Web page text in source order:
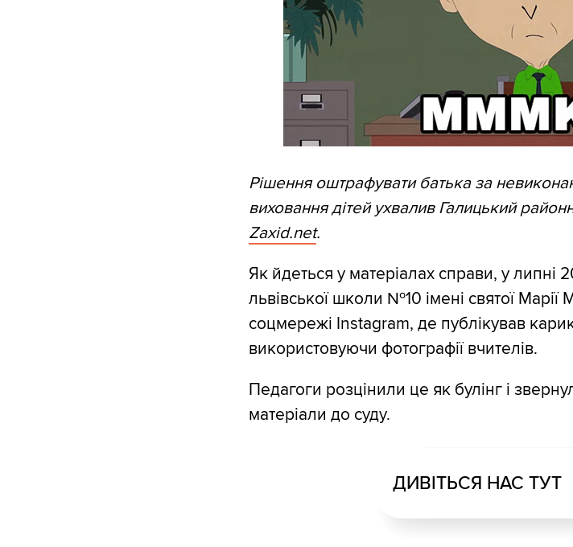
Рішення оштрафувати батька за
виховання дітей ухвалив Галицький
Zaxid.net.
Як йдеться у матеріалах справи, у липні
львівської школи №10 імені святої Марії
соцмережі Instagram, де публікував
використовуючи фотографії вчителів.
Педагоги розцінили це як булінг і
матеріали до суду.
ДИВІТЬСЯ НАС ТУТ